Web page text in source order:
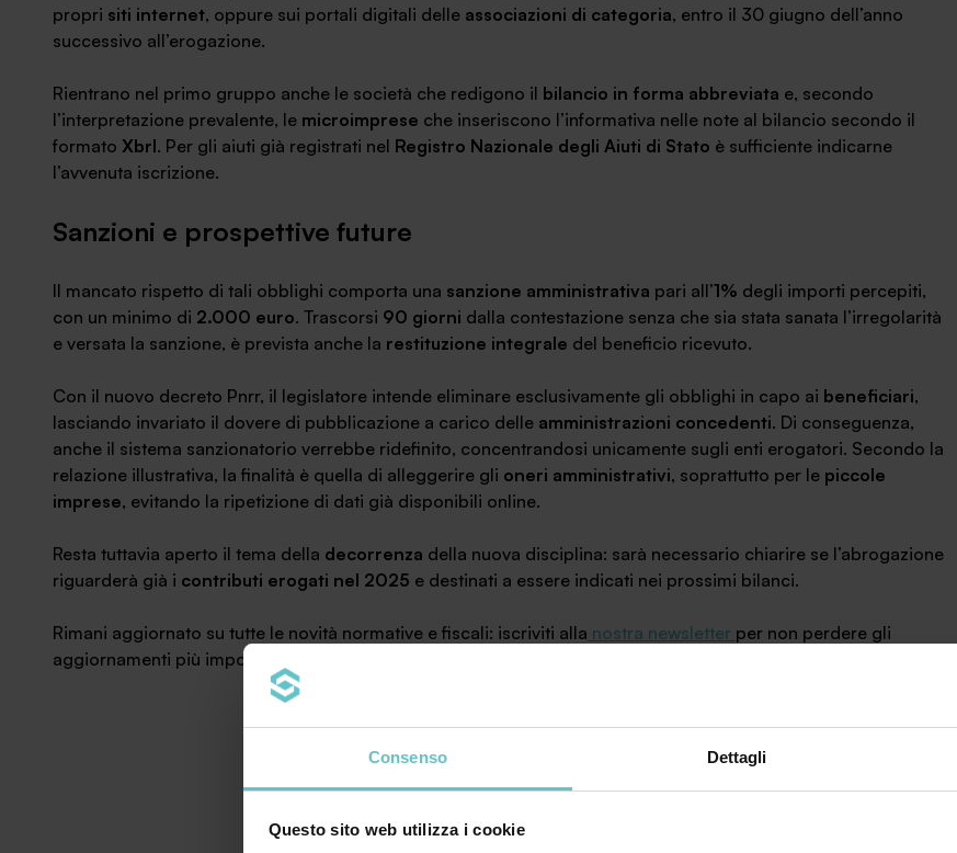
Consenso Dettagli
Questo sito web utilizza i cookie
propri siti internet, oppure sui portali digitali delle associazioni di categoria, entro il 30 giugno dell’anno
successivo all’erogazione.
Rientrano nel primo gruppo anche le società che redigono il bilancio in forma abbreviata e, secondo
l’interpretazione prevalente, le microimprese che inseriscono l’informativa nelle note al bilancio secondo il
formato Xbrl. Per gli aiuti già registrati nel Registro Nazionale degli Aiuti di Stato è sufficiente indicarne
l’avvenuta iscrizione.
Sanzioni e prospettive future
Il mancato rispetto di tali obblighi comporta una sanzione amministrativa pari all’1% degli importi percepiti,
con un minimo di 2.000 euro. Trascorsi 90 giorni dalla contestazione senza che sia stata sanata l’irregolarità
e versata la sanzione, è prevista anche la restituzione integrale del beneficio ricevuto.
Con il nuovo decreto Pnrr, il legislatore intende eliminare esclusivamente gli obblighi in capo ai beneficiari,
lasciando invariato il dovere di pubblicazione a carico delle amministrazioni concedenti. Di conseguenza,
anche il sistema sanzionatorio verrebbe ridefinito, concentrandosi unicamente sugli enti erogatori. Secondo la
relazione illustrativa, la finalità è quella di alleggerire gli oneri amministrativi, soprattutto per le piccole
imprese, evitando la ripetizione di dati già disponibili online.
Resta tuttavia aperto il tema della decorrenza della nuova disciplina: sarà necessario chiarire se l’abrogazione
riguarderà già i contributi erogati nel 2025 e destinati a essere indicati nei prossimi bilanci.
Rimani aggiornato su tutte le novità normative e fiscali: iscriviti alla nostra newsletter per non perdere gli
aggiornamenti più importanti per la tua impresa.